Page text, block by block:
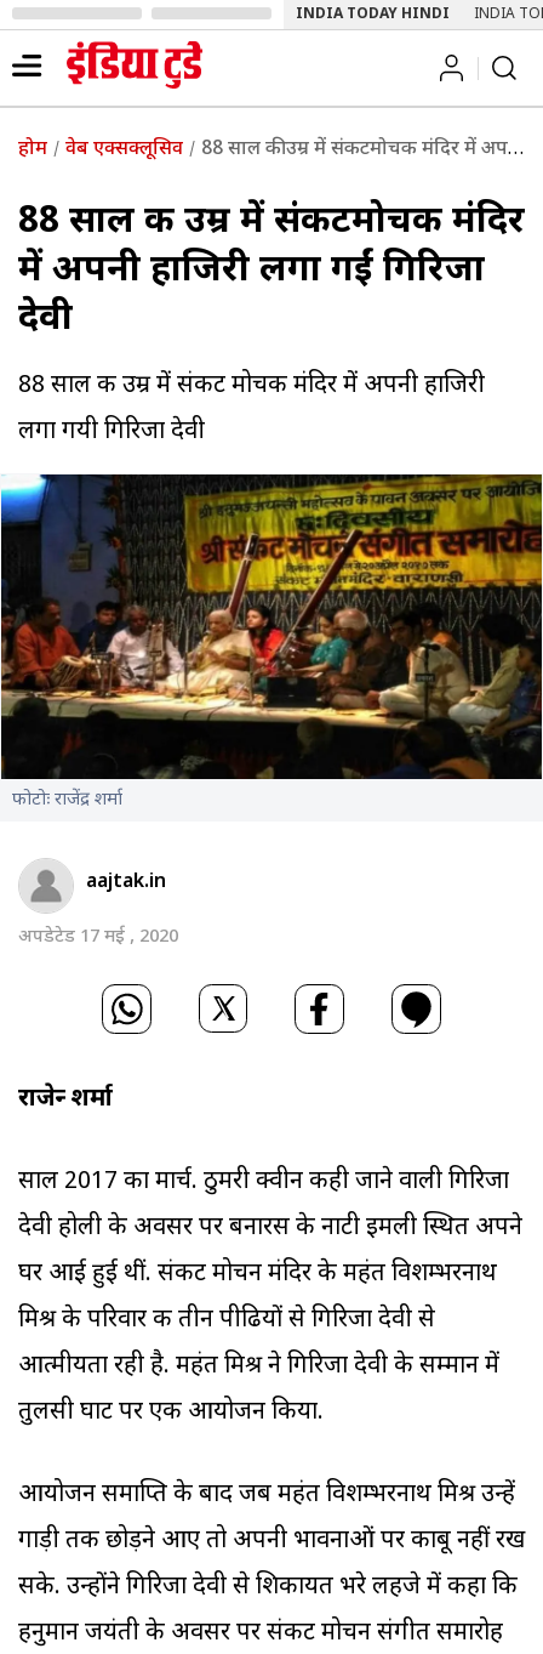
INDIA TODAY HINDI INDIA
होम वेब एक्सक्लूसिव 88 साल की उम्र में संकटमोचक मंदिर में अपनी हाजिरी लगा गईं गिरिजा देवी
88 साल की उम्र में संकटमोचक मंदिर
में अपनी हाजिरी लगा गईं गिरिजा
देवी
88 साल की उम्र में संकट मोचक मंदिर में अपनी हाजिरी
लगा गयी गिरिजा देवी
फोटोः राजेंद्र शर्मा
aajtak.in
अपडेटेड 17 मई , 2020
राजेन्‍द्र शर्मा
साल 2017 का मार्च. ठुमरी क्‍वीन कही जाने वाली गिरिजा
देवी होली के अवसर पर बनारस के नाटी इमली स्थित अपने
घर आई हुई थीं. संकट मोचन मंदिर के महंत विशम्‍भरनाथ
मिश्र के परिवार की तीन पीढियों से गिरिजा देवी से
आत्‍मीयता रही है. महंत मिश्र ने गिरिजा देवी के सम्‍मान में
तुलसी घाट पर एक आयोजन किया.
आयोजन समाप्ति के बाद जब महंत विशम्‍भरनाथ मिश्र उन्‍हें
गाड़ी तक छोड़ने आए तो अपनी भावनाओं पर काबू नहीं रख
सके. उन्‍होंने गिरिजा देवी से शिकायत भरे लहजे में कहा कि
हनुमान जयंती के अवसर पर संकट मोचन संगीत समारोह